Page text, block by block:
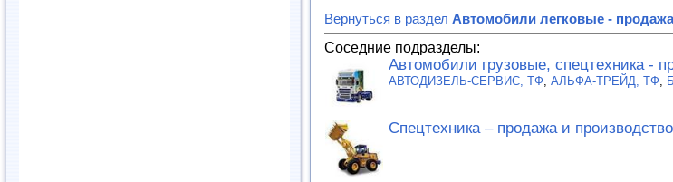
Вернуться в раздел Автомобили легковые -
Соседние подразделы:
Автомобили грузовые, спецтехника -
АВТОДИЗЕЛЬ-СЕРВИС, ТФ, АЛЬФА-ТРЕЙД, ТФ,
Спецтехника – продажа и производство